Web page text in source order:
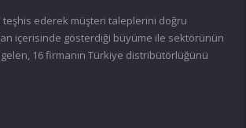
ederek müşteri taleplerini doğru
içerisinde gösterdiği büyüme ile sektörünün
16 firmanın Türkiye distribütörlüğünü